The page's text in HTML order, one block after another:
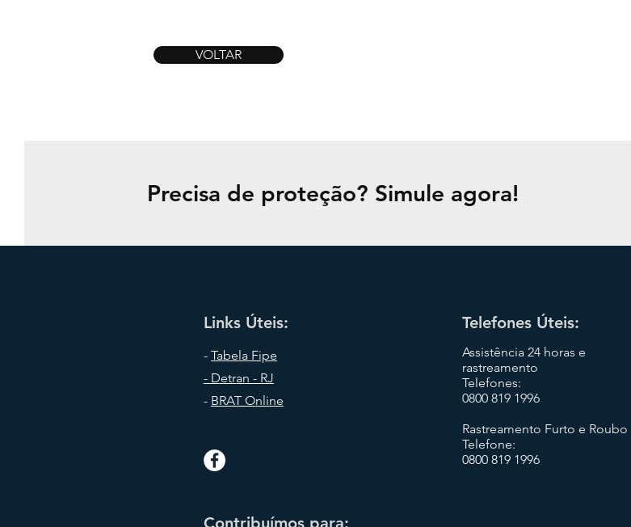
VOLTAR
Precisa de proteção? Simule agora!
Links Úteis:
- Tabela Fipe
- Detran - RJ
- BRAT Online
Telefones Úteis:
Assistência 24 horas e
rastreamento
Telefones:
0800 819 1996
Rastreamento Furto e Roubo
Telefone:
0800 819 1996
Contribuímos para: